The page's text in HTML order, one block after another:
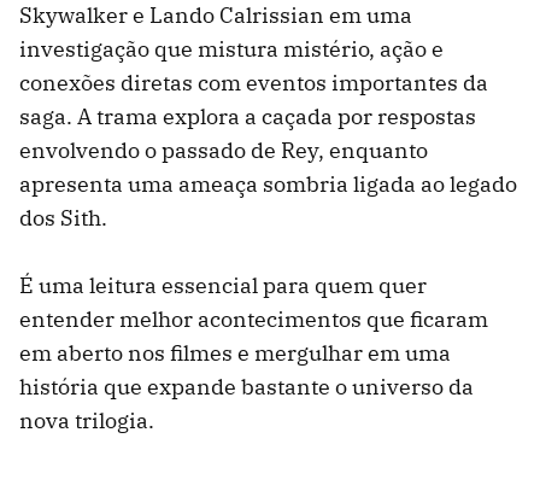
Skywalker e Lando Calrissian em uma
investigação que mistura mistério, ação e
conexões diretas com eventos importantes da
saga. A trama explora a caçada por respostas
envolvendo o passado de Rey, enquanto
apresenta uma ameaça sombria ligada ao legado
dos Sith.
É uma leitura essencial para quem quer
entender melhor acontecimentos que ficaram
em aberto nos filmes e mergulhar em uma
história que expande bastante o universo da
nova trilogia.